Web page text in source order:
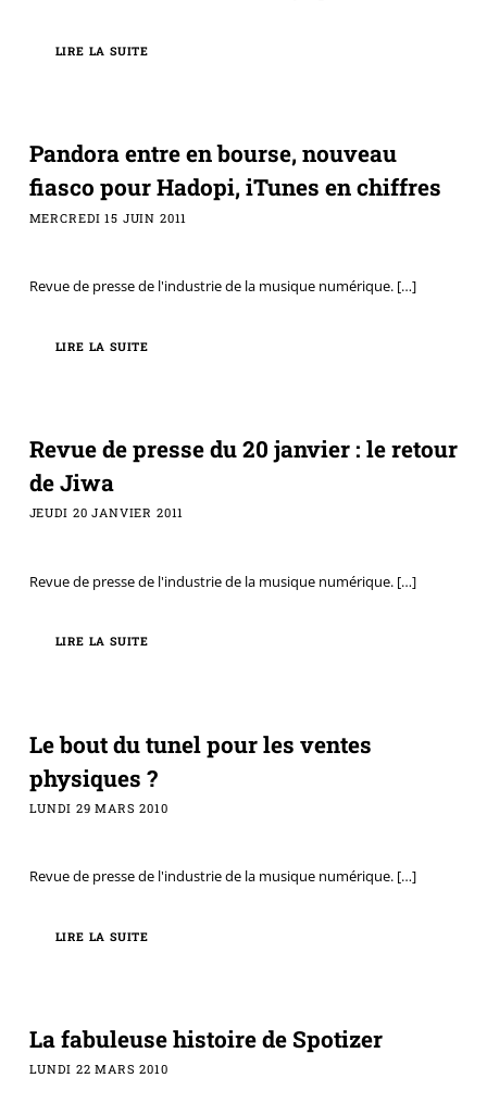
LIRE LA SUITE
Pandora entre en bourse, nouveau
fiasco pour Hadopi, iTunes en chiffres
MERCREDI 15 JUIN 2011
Revue de presse de l'industrie de la musique numérique.[…]
LIRE LA SUITE
Revue de presse du 20 janvier : le retour
de Jiwa
JEUDI 20 JANVIER 2011
Revue de presse de l'industrie de la musique numérique.[…]
LIRE LA SUITE
Le bout du tunel pour les ventes
physiques ?
LUNDI 29 MARS 2010
Revue de presse de l'industrie de la musique numérique.[…]
LIRE LA SUITE
La fabuleuse histoire de Spotizer
LUNDI 22 MARS 2010